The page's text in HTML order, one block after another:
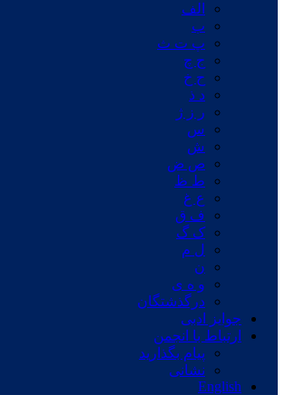
الف
ب
پ ت ث
ج چ
ح خ
د ذ
ر ز ژ
س
ش
ص ض
ط ظ
ع غ
ف ق
ک گ
ل م
ن
و ه ی
درگذشتگان
جوایز ادبی
ارتباط با انجمن
پیام بگذارید
نشانی
English